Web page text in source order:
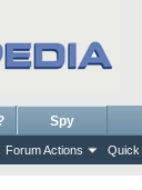
Forum Actions Quick
Spy